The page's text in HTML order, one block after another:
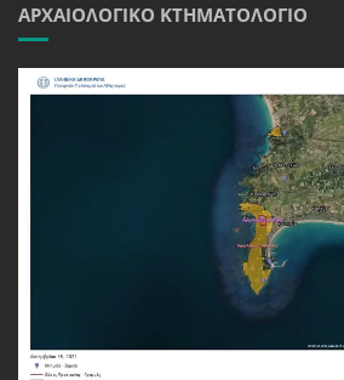
ΑΡΧΑΙΟΛΟΓΙΚΌ ΚΤΗΜΑΤΟΛΌΓΙΟ